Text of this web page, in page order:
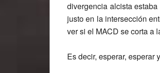
divergencia alcista
justo en la intersección
ver si el MACD se corta a
Es decir, esperar, esperar